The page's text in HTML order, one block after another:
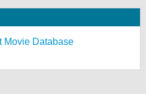
Movie Database